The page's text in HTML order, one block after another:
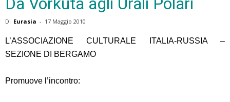
Di Eurasia - 17 Maggio 2010
L’ASSOCIAZIONE CULTURALE ITALIA-RUSSIA –
SEZIONE DI BERGAMO
Promuove l’incontro: